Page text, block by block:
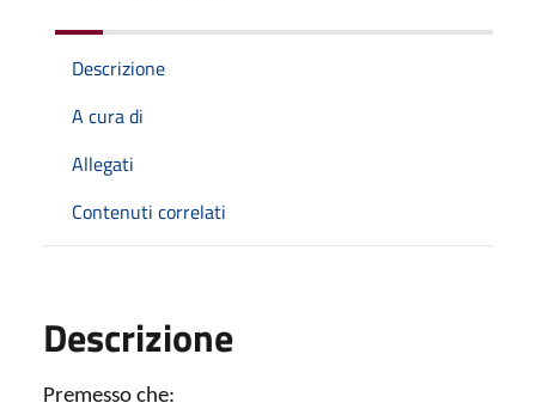
Descrizione
A cura di
Allegati
Contenuti correlati
Descrizione
Premesso che: